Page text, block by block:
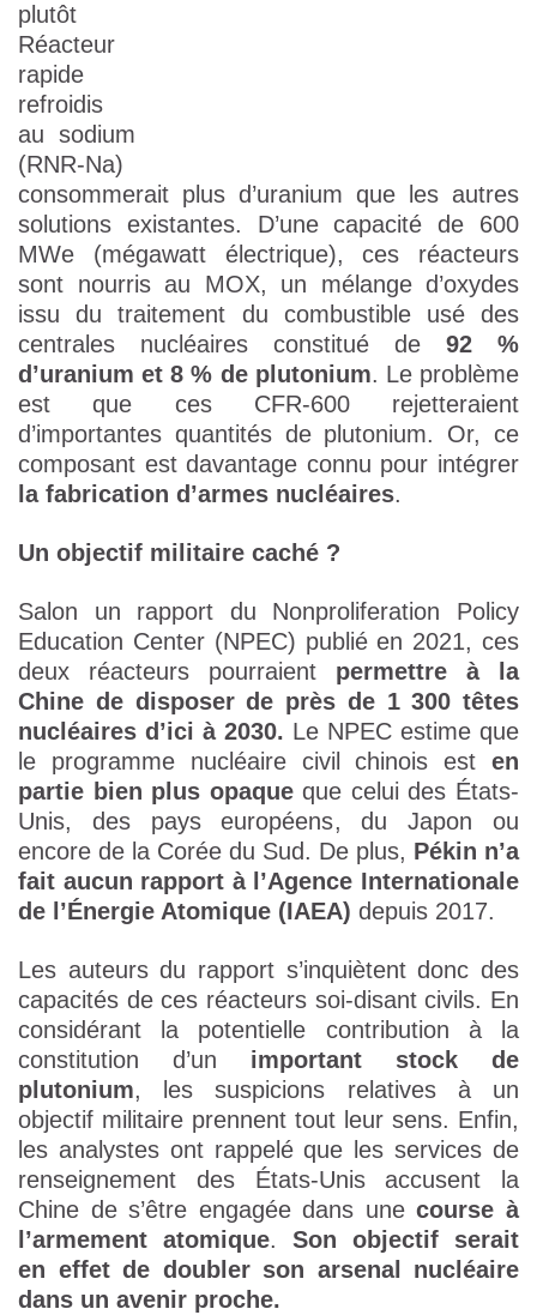
plutôt
Réacteur
rapide
refroidis
au sodium
(RNR-Na)
consommerait plus d’uranium que les autres
solutions existantes. D’une capacité de 600
MWe (mégawatt électrique), ces réacteurs
sont nourris au MOX, un mélange d’oxydes
issu du traitement du combustible usé des
centrales nucléaires constitué de 92 %
d’uranium et 8 % de plutonium. Le problème
est que ces CFR-600 rejetteraient
d’importantes quantités de plutonium. Or, ce
composant est davantage connu pour intégrer
la fabrication d’armes nucléaires.
Un objectif militaire caché ?
Salon un rapport du Nonproliferation Policy
Education Center (NPEC) publié en 2021, ces
deux réacteurs pourraient permettre à la
Chine de disposer de près de 1 300 têtes
nucléaires d’ici à 2030. Le NPEC estime que
le programme nucléaire civil chinois est en
partie bien plus opaqueque celui des États-
Unis, des pays européens, du Japon ou
encore de la Corée du Sud. De plus, Pékin n’a
fait aucun rapport à l’Agence Internationale
de l’Énergie Atomique (IAEA) depuis 2017.
Les auteurs du rapport s’inquiètent donc des
capacités de ces réacteurs soi-disant civils. En
considérant la potentielle contribution à la
constitution d’un important stock de
plutonium, les suspicions relatives à un
objectif militaire prennent tout leur sens. Enfin,
les analystes ont rappelé que les services de
renseignement des États-Unis accusent la
Chine de s’être engagée dans unecourse à
l’armement atomique. Son objectif serait
en effet de doubler son arsenal nucléaire
dans un avenir proche.